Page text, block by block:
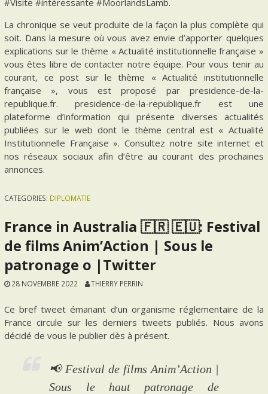
La chronique se veut produite de la façon la plus complète qui
soit. Dans la mesure où vous avez envie d’apporter quelques
explications sur le thème « Actualité institutionnelle française »
vous êtes libre de contacter notre équipe. Pour vous tenir au
courant, ce post sur le thème « Actualité institutionnelle
française », vous est proposé par presidence-de-la-
republique.fr. presidence-de-la-republique.fr est une
plateforme d’information qui présente diverses actualités
publiées sur le web dont le thème central est « Actualité
Institutionnelle Française ». Consultez notre site internet et
nos réseaux sociaux afin d’être au courant des prochaines
annonces.
CATEGORIES: DIPLOMATIE
France in Australia 🇫🇷 🇪🇺: Festival
de films Anim’Action | Sous le
patronage o |Twitter
28 NOVEMBRE 2022 THIERRY PERRIN
Ce bref tweet émanant d’un organisme réglementaire de la
France circule sur les derniers tweets publiés. Nous avons
décidé de vous le publier dès à présent.
📢 Festival de films Anim’Action |
Sous le haut patronage de